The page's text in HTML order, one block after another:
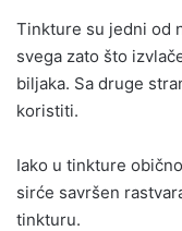
Tinkture su jedni od
svega zato što
biljaka. Sa druge
koristiti.
Iako u tinkture
sirće savršen
tinkturu.